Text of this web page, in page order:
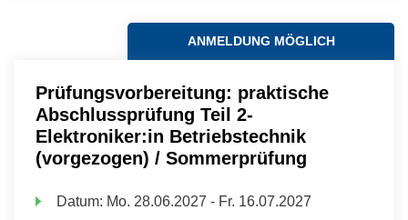
ANMELDUNG MÖGLICH
Prüfungsvorbereitung: praktische
Abschlussprüfung Teil 2-
Elektroniker:in Betriebstechnik
(vorgezogen) / Sommerprüfung
Datum: Mo. 28.06.2027 - Fr. 16.07.2027